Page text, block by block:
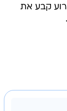
קבע את